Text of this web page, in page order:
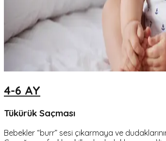
4-6 AY
Tükürük Saçması
Bebekler “burr” sesi çıkarmaya ve